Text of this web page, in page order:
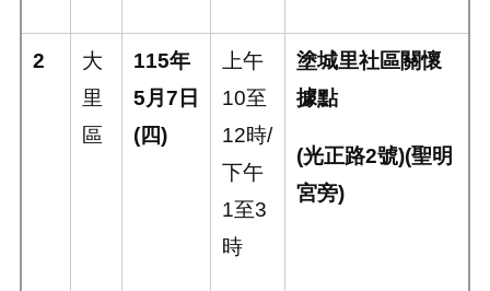
2
大
里
區
115年
5月 7 日
(四)
上午
10至
12時/
下午
1至3
時
塗城里社區關懷
據點
(光正路2號)(聖明
宮旁)